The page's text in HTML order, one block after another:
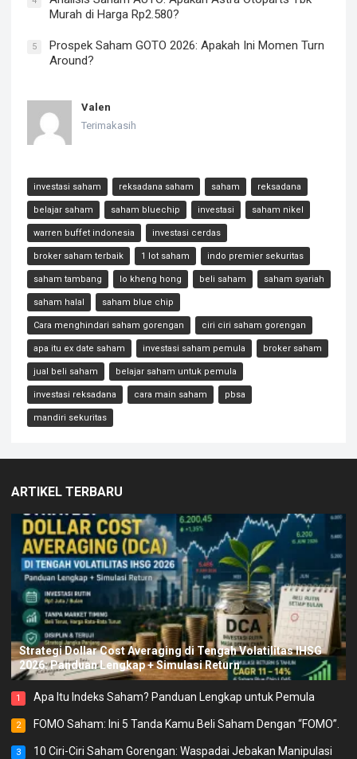
Murah di Harga Rp2.580?
5
Prospek Saham GOTO 2026: Apakah Ini Momen Turn
Around?
Valen
Terimakasih
investasi saham reksadana saham saham reksadana
belajar saham saham bluechip investasi saham nikel
warren buffet indonesia investasi cerdas
broker saham terbaik 1 lot saham indo premier sekuritas
saham tambang lo kheng hong beli saham saham syariah
saham halal saham blue chip
Cara menghindari saham gorengan ciri ciri saham gorengan
apa itu ex date saham investasi saham pemula broker saham
jual beli saham belajar saham untuk pemula
investasi reksadana cara main saham pbsa
mandiri sekuritas
ARTIKEL TERBARU
Strategi Dollar Cost Averaging di Tengah Volatilitas IHSG
2026: Panduan Lengkap + Simulasi Return
1 Apa Itu Indeks Saham? Panduan Lengkap untuk Pemula
2 FOMO Saham: Ini 5 Tanda Kamu Beli Saham Dengan “FOMO”.
3
10 Ciri-Ciri Saham Gorengan: Waspadai Jebakan Manipulasi